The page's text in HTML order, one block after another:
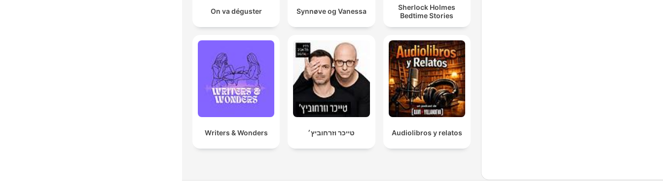
On va déguster Synnøve og Vanessa
Sherlock Holmes
Bedtime Stories
Writers & Wonders טייכר וזרחוביץ׳ Audiolibros y relatos